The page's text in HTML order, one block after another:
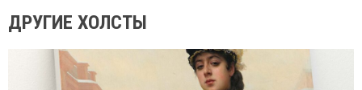
ДРУГИЕ ХОЛСТЫ